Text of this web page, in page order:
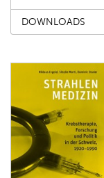
DOWNLOADS